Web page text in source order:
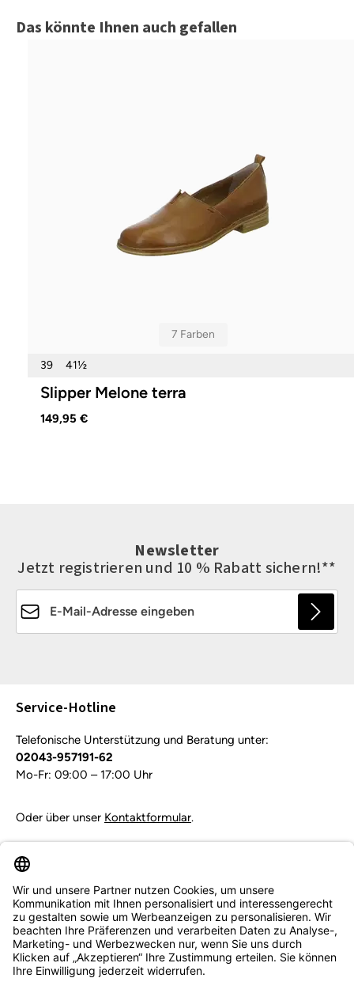
Produktgalerie überspringen
Das könnte Ihnen auch gefallen
7 Farben
39 41½
Slipper Melone terra
149,95 €
Newsletter
Jetzt registrieren und 10 % Rabatt sichern!**
Service-Hotline
Telefonische Unterstützung und Beratung unter:
02043-957191-62
Mo-Fr: 09:00 – 17:00 Uhr
Oder über unser Kontaktformular.
Service & Beratung
Informationen